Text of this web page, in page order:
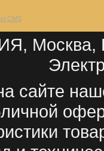
CMS
Москва,
сайте